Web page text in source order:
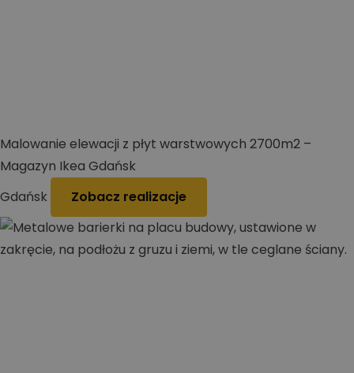
Malowanie elewacji z płyt warstwowych 2700m2 –
Magazyn Ikea Gdańsk
Gdańsk
Zobacz realizacje